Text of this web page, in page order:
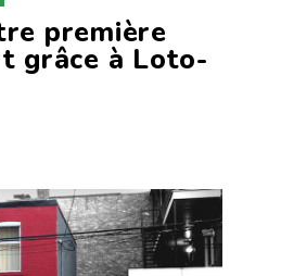
première
grâce à Loto-